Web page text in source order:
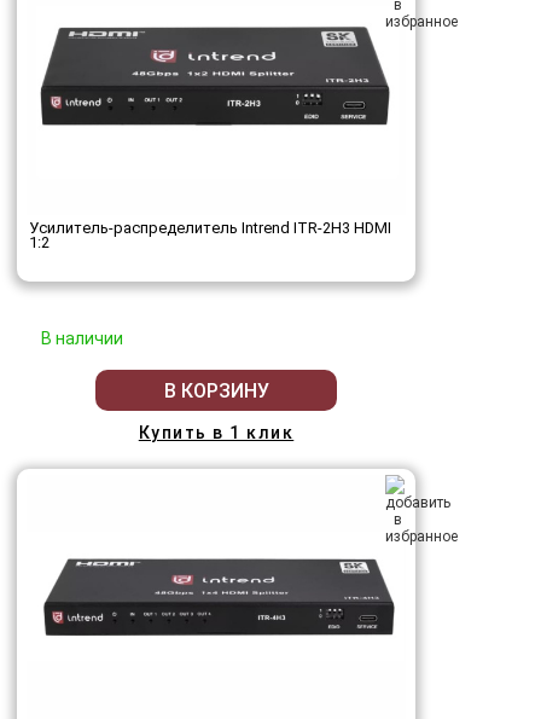
Усилитель-распределитель Intrend ITR-2H3 HDMI
1:2
В наличии
В КОРЗИНУ
Купить в 1 клик